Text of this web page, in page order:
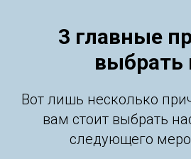
3 главные
выбрать
Вот лишь несколько
вам стоит выбрать
следующего